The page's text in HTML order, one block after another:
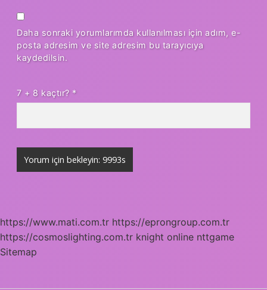
Daha sonraki yorumlarımda kullanılması için adım, e-
posta adresim ve site adresim bu tarayıcıya
kaydedilsin.
7 + 8 kaçtır? *
https://www.mati.com.tr https://eprongroup.com.tr
https://cosmoslighting.com.tr knight online nttgame
Sitemap